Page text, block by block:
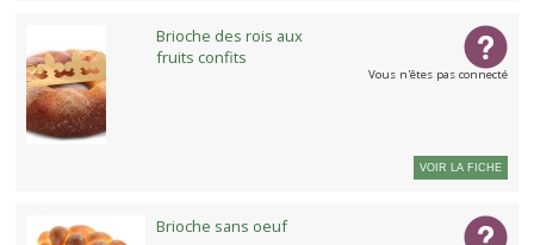
Brioche des rois aux
fruits confits
Vous n'êtes pas connecté
VOIR LA FICHE
Brioche sans oeuf